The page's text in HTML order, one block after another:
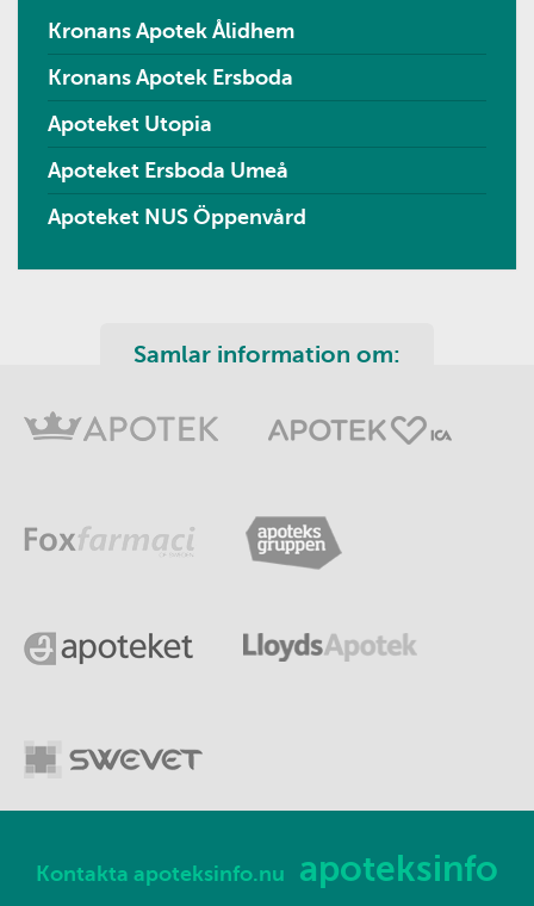
Kronans Apotek Ålidhem
Kronans Apotek Ersboda
Apoteket Utopia
Apoteket Ersboda Umeå
Apoteket NUS Öppenvård
Samlar information om:
Kontakta apoteksinfo.nu apoteksinfo